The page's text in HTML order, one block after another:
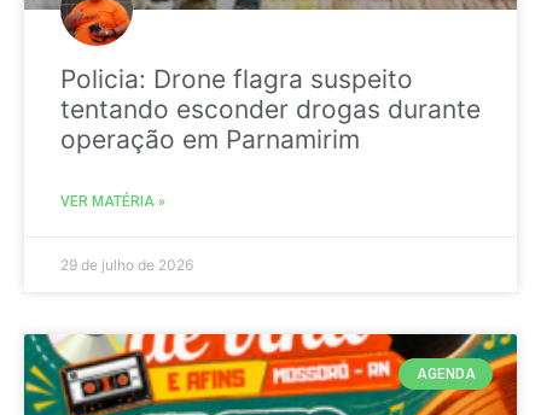
Policia: Drone flagra suspeito
tentando esconder drogas durante
operação em Parnamirim
VER MATÉRIA »
29 de julho de 2026
AGENDA